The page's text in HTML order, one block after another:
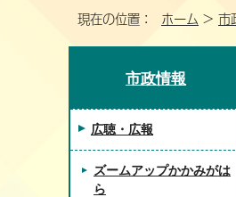
現在の位置： ホーム > 市
市政情報
広聴・広報
ズームアップかかみがは
ら